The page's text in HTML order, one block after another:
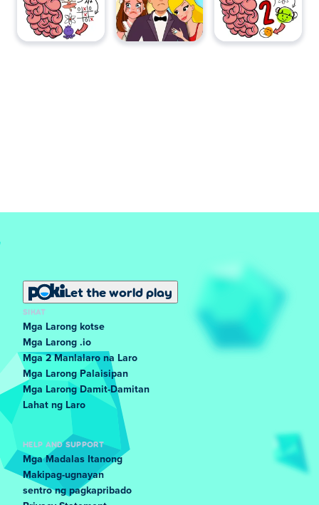
Let the world play
SIKAT
Mga Larong kotse
Mga Larong .io
Mga 2 Manlalaro na Laro
Mga Larong Palaisipan
Mga Larong Damit-Damitan
Lahat ng Laro
HELP AND SUPPORT
Mga Madalas Itanong
Makipag-ugnayan
sentro ng pagkapribado